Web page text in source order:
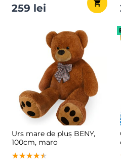
259 lei
Urs mare de pluș BENY,
100cm, maro
★★★★★
★★★★★
★★★★★